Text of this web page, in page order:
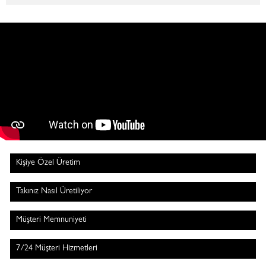
Kişiye Özel Üretim
Takınız Nasıl Üretiliyor
Müşteri Memnuniyeti
7/24 Müşteri Hizmetleri